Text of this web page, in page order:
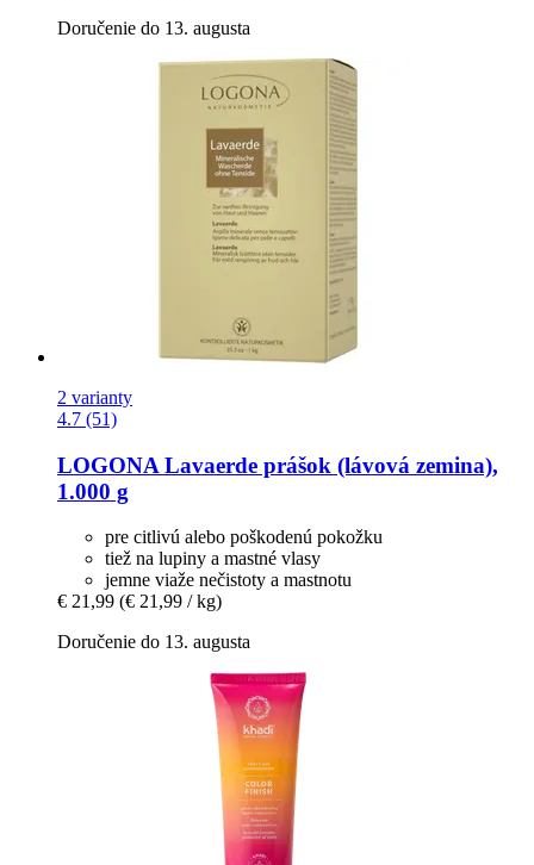
Doručenie do 13. augusta
2 varianty
4.7 (51)
LOGONA Lavaerde prášok (lávová zemina),
1.000 g
pre citlivú alebo poškodenú pokožku
tiež na lupiny a mastné vlasy
jemne viaže nečistoty a mastnotu
€ 21,99 (€ 21,99 / kg)
Doručenie do 13. augusta